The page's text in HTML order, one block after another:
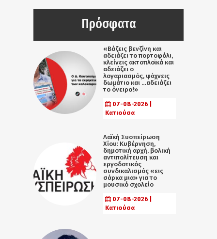
Πρόσφατα
«Βάζεις βενζίνη και
αδειάζει το πορτοφόλι,
κλείνεις ακτοπλοϊκά και
αδειάζει ο
λογαριασμός, ψάχνεις
δωμάτιο και …αδειάζει
το όνειρο!»
07-08-2026 |
Κατιούσα
Λαϊκή Συσπείρωση
Χίου: Κυβέρνηση,
δημοτική αρχή, βολική
αντιπολίτευση και
εργοδοτικός
συνδικαλισμός «εις
σάρκα μια» για το
μουσικό σχολείο
07-08-2026 |
Κατιούσα